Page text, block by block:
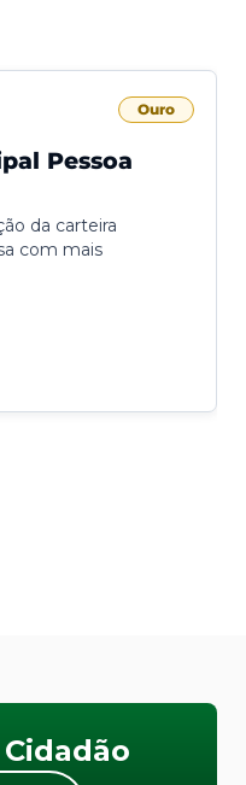
Ouro
Pessoa
da carteira
com mais